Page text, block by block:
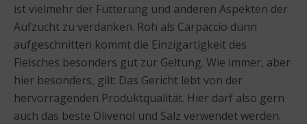
ist vielmehr der Fütterung und anderen Aspekten der
Aufzucht zu verdanken. Roh als Carpaccio dünn
aufgeschnitten kommt die Einzigartigkeit des
Fleisches besonders gut zur Geltung. Wie immer, aber
hier besonders, gilt: Das Gericht lebt von der
hervorragenden Produktqualität. Hier darf also gern
auch das beste Olivenöl und Salz verwendet werden.